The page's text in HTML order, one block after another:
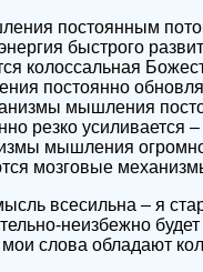
постоянным
быстрого
колоссальная
постоянно
мышления
резко усиливается
мышления
мозговые
всесильна – я
неизбежно
слова обладают